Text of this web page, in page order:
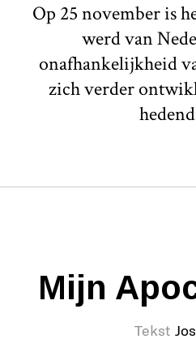
Op 25 november is
werd van
onafhankelijkheid
zich verder
Mijn
Tekst